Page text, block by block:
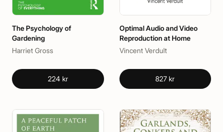
The Psychology of
Gardening
Harriet Gross
224 kr
Optimal Audio and Video
Reproduction at Home
Vincent Verdult
827 kr